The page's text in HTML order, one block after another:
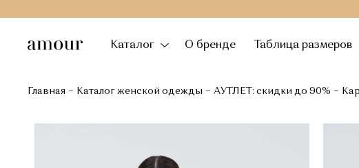
Каталог О бренде Таблица размеров
Главная Каталог женской одежды АУТЛЕТ: скидки до 90%